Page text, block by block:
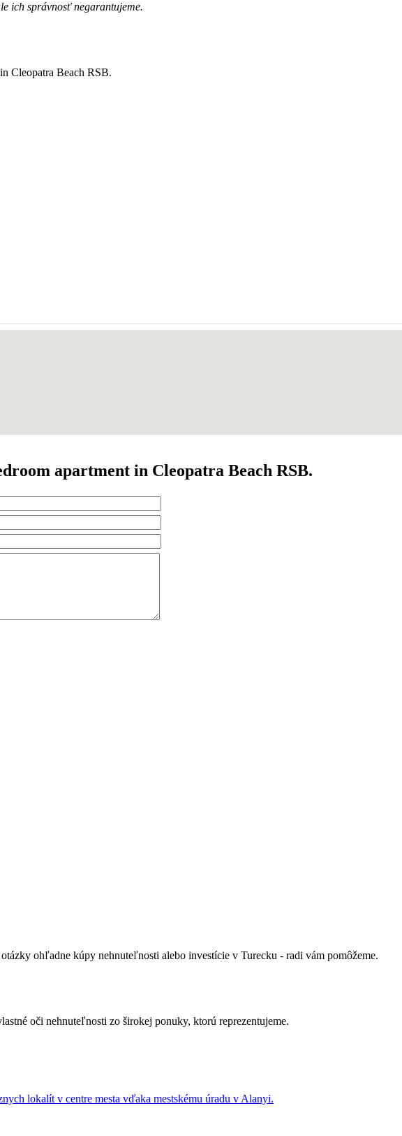
ich správnosť negarantujeme.
Cleopatra Beach RSB.
apartment in Cleopatra Beach RSB.
ohľadne kúpy nehnuteľnosti alebo investície v Turecku - radi vám pomôžeme.
oči nehnuteľnosti zo širokej ponuky, ktorú reprezentujeme.
lokalít v centre mesta vďaka mestskému úradu v Alanyi.